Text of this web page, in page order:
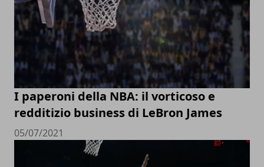
I paperoni della NBA: il vorticoso e
redditizio business di LeBron James
05/07/2021